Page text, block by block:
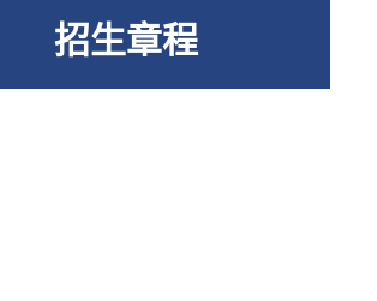
招生章程